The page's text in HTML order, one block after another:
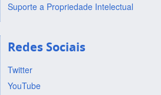
Suporte a Propriedade Intelectual
Redes Sociais
Twitter
YouTube